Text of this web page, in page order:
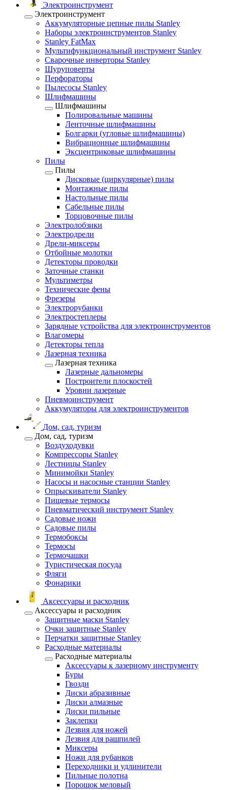
Электроинструмент
Электроинструмент
Аккумуляторные цепные пилы Stanley
Наборы электроинструментов Stanley
Stanley FatMax
Мультифункциональный инструмент Stanley
Сварочные инверторы Stanley
Шуруповерты
Перфораторы
Пылесосы Stanley
Шлифмашины
Шлифмашины
Полировальные машины
Ленточные шлифмашины
Болгарки (угловые шлифмашины)
Вибрационные шлифмашины
Эксцентриковые шлифмашины
Пилы
Пилы
Дисковые (циркулярные) пилы
Монтажные пилы
Настольные пилы
Сабельные пилы
Торцовочные пилы
Электролобзики
Электродрели
Дрели-миксеры
Отбойные молотки
Детекторы проводки
Заточные станки
Мультиметры
Технические фены
Фрезеры
Электрорубанки
Электростеплеры
Зарядные устройства для электроинструментов
Влагомеры
Детекторы тепла
Лазерная техника
Лазерная техника
Лазерные дальномеры
Построители плоскостей
Уровни лазерные
Пневмоинструмент
Аккумуляторы для электроинструментов
Дом, сад, туризм
Дом, сад, туризм
Воздуходувки
Компрессоры Stanley
Лестницы Stanley
Минимойки Stanley
Насосы и насосные станции Stanley
Опрыскиватели Stanley
Пищевые термосы
Пневматический инструмент Stanley
Садовые ножи
Садовые пилы
Термобоксы
Термосы
Термочашки
Туристическая посуда
Фляги
Фонарики
Аксессуары и расходник
Аксессуары и расходник
Защитные маски Stanley
Очки защитные Stanley
Перчатки защитные Stanley
Расходные материалы
Расходные материалы
Аксессуары к лазерному инструменту
Буры
Гвозди
Диски абразивные
Диски алмазные
Диски пильные
Заклепки
Лезвия для ножей
Лезвия для рашпилей
Миксеры
Ножи для рубанков
Переходники и удлинители
Пильные полотна
Порошок меловый